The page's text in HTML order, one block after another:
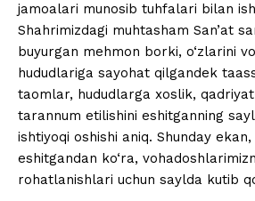
jamoalari munosib tuhfalari bilan
Shahrimizdagi muhtasham San’at
buyurgan mehmon borki, o‘zlarini
hududlariga sayohat qilgandek
taomlar, hududlarga xoslik,
tarannum etilishini eshitganning
ishtiyoqi oshishi aniq. Shunday
eshitgandan ko‘ra,
rohatlanishlari uchun saylda kutib